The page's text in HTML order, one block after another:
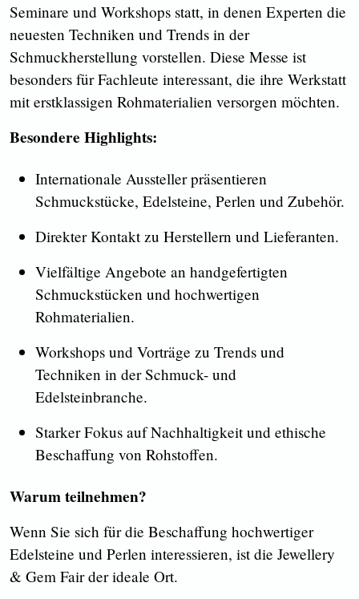
Seminare und Workshops statt, in denen Experten die
neuesten Techniken und Trends in der
Schmuckherstellung vorstellen. Diese Messe ist
besonders für Fachleute interessant, die ihre Werkstatt
mit erstklassigen Rohmaterialien versorgen möchten.
Besondere Highlights:
Internationale Aussteller präsentieren
Schmuckstücke, Edelsteine, Perlen und Zubehör.
Direkter Kontakt zu Herstellern und Lieferanten.
Vielfältige Angebote an handgefertigten
Schmuckstücken und hochwertigen
Rohmaterialien.
Workshops und Vorträge zu Trends und
Techniken in der Schmuck- und
Edelsteinbranche.
Starker Fokus auf Nachhaltigkeit und ethische
Beschaffung von Rohstoffen.
Warum teilnehmen?
Wenn Sie sich für die Beschaffung hochwertiger
Edelsteine und Perlen interessieren, ist die Jewellery
& Gem Fair der ideale Ort.